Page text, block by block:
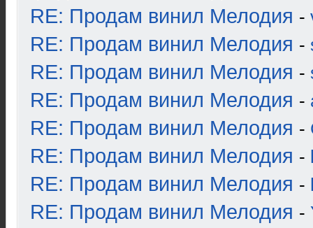
RE: Продам винил Мелодия -
RE: Продам винил Мелодия -
RE: Продам винил Мелодия -
RE: Продам винил Мелодия -
RE: Продам винил Мелодия -
RE: Продам винил Мелодия -
RE: Продам винил Мелодия -
RE: Продам винил Мелодия -